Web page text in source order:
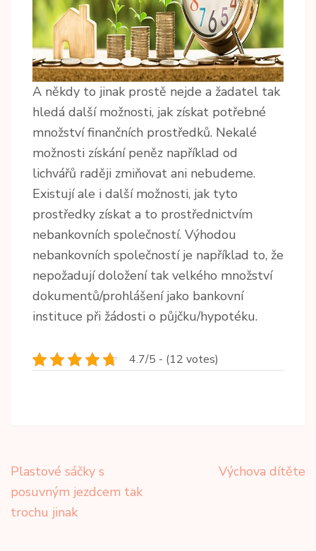
A někdy to jinak prostě nejde a žadatel tak
hledá další možnosti, jak získat potřebné
množství finančních prostředků. Nekalé
možnosti získání peněz například od
lichvářů raději zmiňovat ani nebudeme.
Existují ale i další možnosti, jak tyto
prostředky získat a to prostřednictvím
nebankovních společností. Výhodou
nebankovních společností je například to, že
nepožadují doložení tak velkého množství
dokumentů/prohlášení jako bankovní
instituce při žádosti o půjčku/hypotéku.
4.7/5 - (12 votes)
Navigace
pro
příspěvek
Plastové sáčky s
posuvným jezdcem tak
trochu jinak
Výchova dítěte